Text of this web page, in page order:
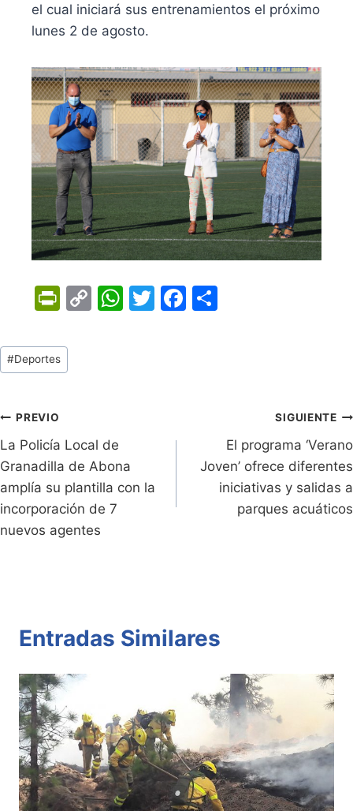
el cual iniciará sus entrenamientos el próximo
lunes 2 de agosto.
Pr
tF
ri
dl
y
C
k
W T
F
Tags
de
#Deportes
Navegación
de
entradas
PREVIO
La Policía Local de
Granadilla de Abona
amplía su plantilla con la
incorporación de 7
nuevos agentes
SIGUIENTE
El programa ‘Verano
Joven’ ofrece diferentes
iniciativas y salidas a
parques acuáticos
Entradas Similares